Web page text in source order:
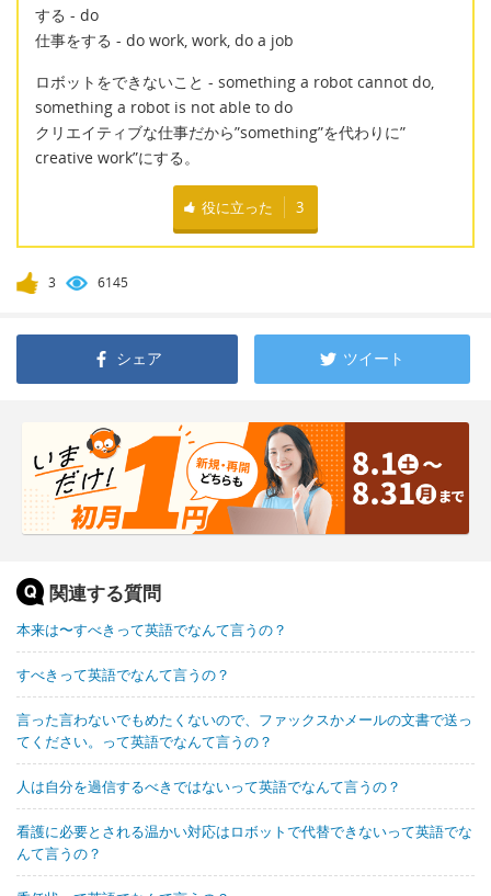
する - do
仕事をする - do work, work, do a job
ロボットをできないこと - something a robot cannot do,
something a robot is not able to do
クリエイティブな仕事だから”something”を代わりに”
creative work”にする。
役に立った 3
3 6145
シェア ツイート
関連する質問
本来は〜すべきって英語でなんて言うの？
すべきって英語でなんて言うの？
言った言わないでもめたくないので、ファックスかメールの文書で送っ
てください。って英語でなんて言うの？
人は自分を過信するべきではないって英語でなんて言うの？
看護に必要とされる温かい対応はロボットで代替できないって英語でな
んて言うの？